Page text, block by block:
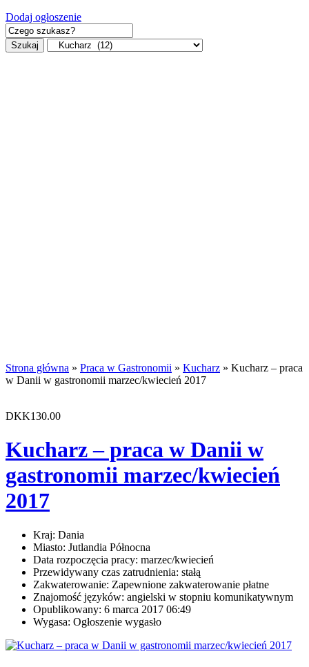
Dodaj ogłoszenie
Szukaj
Strona główna » Praca w Gastronomii » Kucharz » Kucharz – praca
w Danii w gastronomii marzec/kwiecień 2017
DKK130.00
Kucharz – praca w Danii w
gastronomii marzec/kwiecień
2017
Kraj: Dania
Miasto: Jutlandia Północna
Data rozpoczęcia pracy: marzec/kwiecień
Przewidywany czas zatrudnienia: stałą
Zakwaterowanie: Zapewnione zakwaterowanie płatne
Znajomość języków: angielski w stopniu komunikatywnym
Opublikowany: 6 marca 2017 06:49
Wygasa: Ogłoszenie wygasło